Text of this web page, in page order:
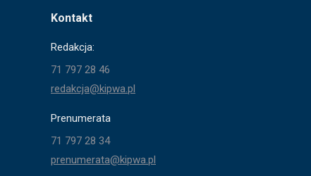
Kontakt
Redakcja:
71 797 28 46
redakcja@kipwa.pl
Prenumerata
71 797 28 34
prenumerata@kipwa.pl